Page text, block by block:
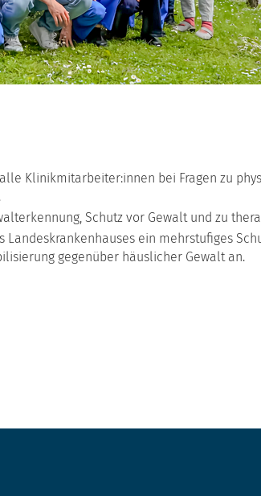
Klinikmitarbeiter:innen bei Fragen zu
Schutz vor Gewalt und zu
Landeskrankenhauses ein mehrstufiges
gegenüber häuslicher Gewalt an.